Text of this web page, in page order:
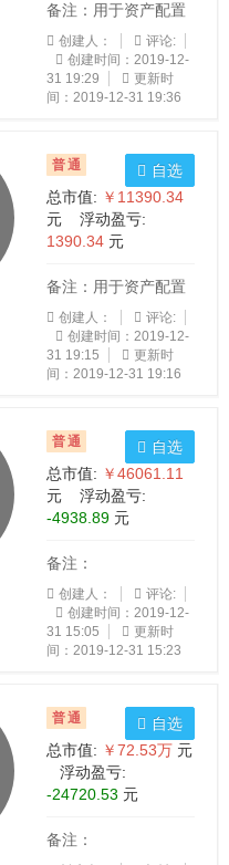
备注：用于资产配置
创建人：
评论:
创建时间：2019-12-
31 19:29
更新时
间：2019-12-31 19:36
普通
总市值: ￥11390.34
元 浮动盈亏:
1390.34 元
备注：用于资产配置
创建人：
评论:
创建时间：2019-12-
31 19:15
更新时
间：2019-12-31 19:16
自选
普通
总市值: ￥46061.11
元 浮动盈亏:
-4938.89 元
备注：
创建人：
评论:
创建时间：2019-12-
31 15:05
更新时
间：2019-12-31 15:23
自选
普通
总市值: ￥72.53万 元
浮动盈亏:
-24720.53 元
备注：
自选